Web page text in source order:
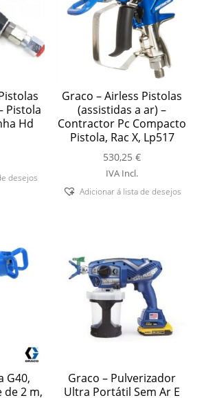
Pistola
Hd
desejos
Graco – Airless Pistolas
(assistidas a ar) –
Contractor Pc Compacto
Pistola, Rac X, Lp517
530,25€
IVA Incl.
Adicionar á lista de desejos
G40,
2 m,
Graco – Pulverizador
Ultra Portátil Sem Ar E